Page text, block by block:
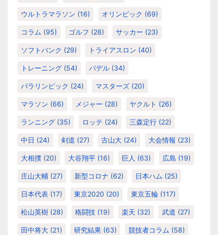
ウルトラマラソン (16) オリンピック (69)
コラム (95) ゴルフ (28) サッカー (23)
ソフトバンク (29) トライアスロン (40)
トレーニング (54) パデル (34)
パラリンピック (24) マスターズ (20)
マラソン (66) メジャー (28) ヤクルト (26)
ランニング (35) ロッテ (24) 三森定行 (22)
中日 (24) 剣道 (27) 古山大 (24) 大会情報 (23)
大相撲 (20) 大谷翔平 (16) 巨人 (63) 広島 (19)
庄山大輔 (27) 新型コロナ (62) 日本ハム (25)
日本代表 (17) 東京2020 (20) 東京五輪 (117)
松山英樹 (28) 格闘技 (19) 楽天 (32) 武道 (27)
田中将大 (21) 研究結果 (63) 競技者コラム (58)